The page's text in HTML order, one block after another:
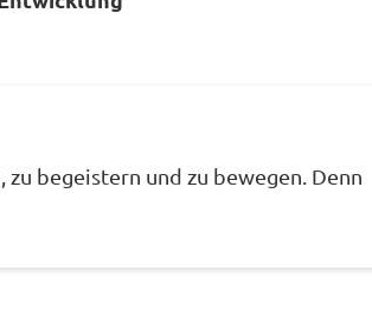
begeistern und zu bewegen. Denn